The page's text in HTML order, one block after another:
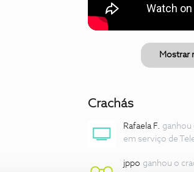
Mostrar
Crachás
Rafaela F. ganhou
em serviço de
jppo ganhou o